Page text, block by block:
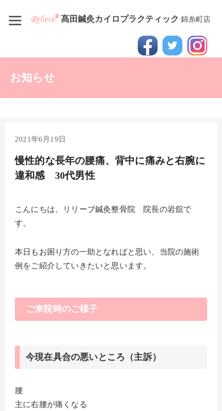
髙田鍼灸カイロプラクティック 錦糸町店
お知らせ
2021年6月19日
慢性的な長年の腰痛、背中に痛みと右腕に
違和感 30代男性
こんにちは、リリーブ鍼灸整骨院 院長の岩舘で
す。
本日もお困り方の一助となればと思い、当院の施術
例をご紹介していきたいと思います。
ご来院時のご様子
今現在具合の悪いところ（主訴）
腰
主に右腰が痛くなる